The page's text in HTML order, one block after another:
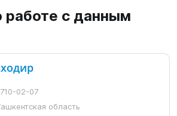
работе с данным
02-07
область